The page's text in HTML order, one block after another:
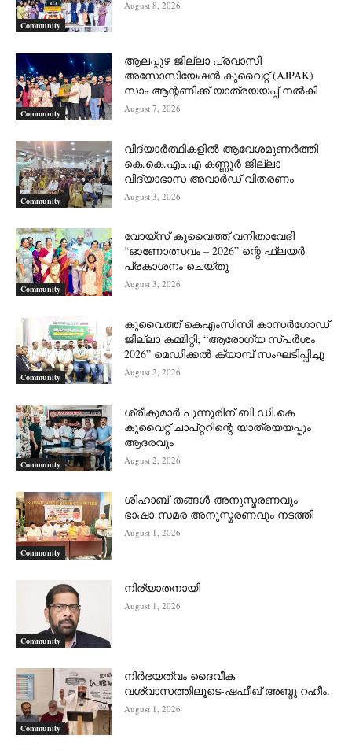
Community
August 8, 2026
Community
ആലപ്പുഴ ജില്ലാ പ്രവാസി
അസോസിയേഷൻ കുവൈറ്റ് (AJPAK)
സാം ആന്റണിക്ക് യാത്രയയപ്പ് നൽകി
August 7, 2026
Community
വിദ്യാർത്ഥികളിൽ ആവേശമുണർത്തി
കെ.കെ.എം.എ കണ്ണൂർ ജില്ലാ
വിദ്യാഭാസ അവാർഡ് വിതരണം
August 3, 2026
Community
വോയ്സ് കുവൈത്ത് വനിതാവേദി
“ഓണോത്സവം – 2026” ന്റെ ഫ്ലയർ
പ്രകാശനം ചെയ്തു
August 3, 2026
Community
കുവൈത്ത് കെഎംസിസി കാസർഗോഡ്
ജില്ലാ കമ്മിറ്റി; “ആരോഗ്യ സ്പർശം
2026” മെഡിക്കൽ ക്യാമ്പ് സംഘടിപ്പിച്ചു
August 2, 2026
Community
ശ്രീകുമാർ പുന്നൂരിന് ബി.ഡി.കെ
കുവൈറ്റ് ചാപ്റ്ററിന്റെ യാത്രയയപ്പും
ആദരവും
August 2, 2026
Community
ശിഹാബ് തങ്ങൾ അനുസ്മരണവും
ഭാഷാ സമര അനുസ്മരണവും നടത്തി
August 1, 2026
Community
നിര്യാതനായി
August 1, 2026
Community
നിർഭയത്വം ദൈവീക
വശ്വാസത്തിലൂടെ-ഷഫീഖ് അബ്ദു റഹീം.
August 1, 2026